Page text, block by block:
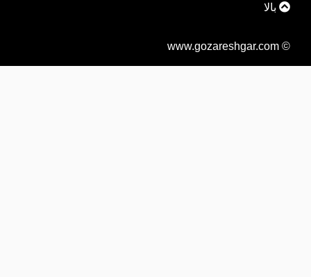
بالا
© www.gozareshgar.com